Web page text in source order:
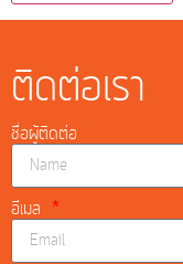
ติดต่อเรา
ชื่อผู้ติดต่อ
อีเมล